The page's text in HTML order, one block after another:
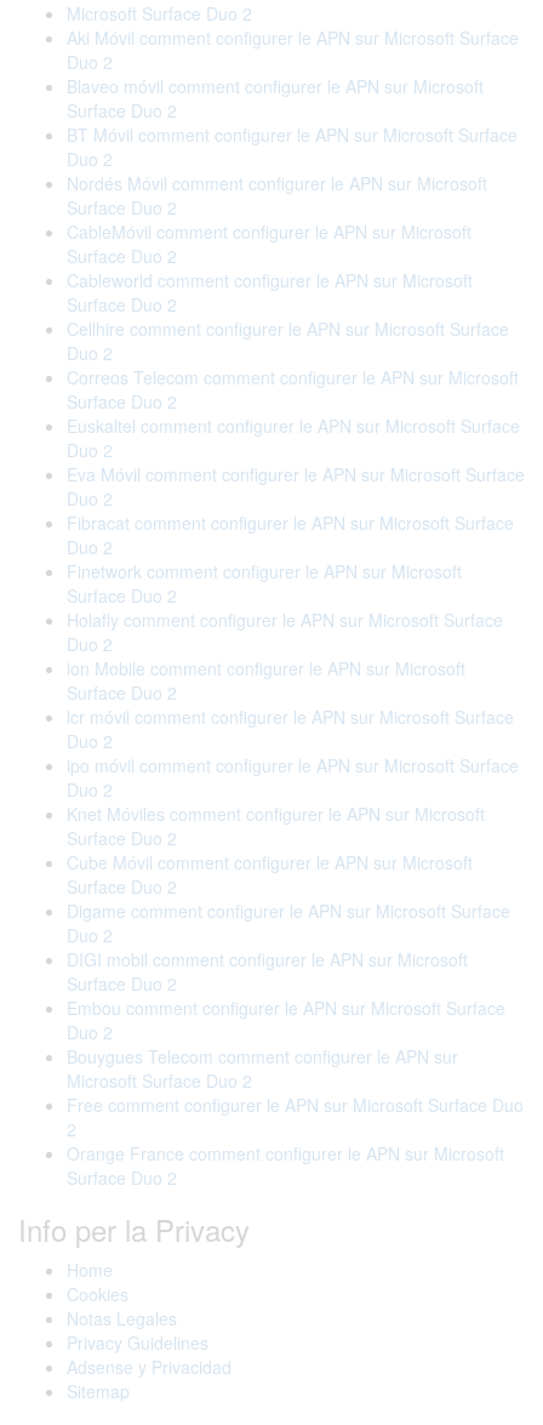
Microsoft Surface Duo 2
Aki Móvil comment configurer le APN sur Microsoft Surface
Duo 2
Blaveo móvil comment configurer le APN sur Microsoft
Surface Duo 2
BT Móvil comment configurer le APN sur Microsoft Surface
Duo 2
Nordés Móvil comment configurer le APN sur Microsoft
Surface Duo 2
CableMóvil comment configurer le APN sur Microsoft
Surface Duo 2
Cableworld comment configurer le APN sur Microsoft
Surface Duo 2
Cellhire comment configurer le APN sur Microsoft Surface
Duo 2
Correos Telecom comment configurer le APN sur Microsoft
Surface Duo 2
Euskaltel comment configurer le APN sur Microsoft Surface
Duo 2
Eva Móvil comment configurer le APN sur Microsoft Surface
Duo 2
Fibracat comment configurer le APN sur Microsoft Surface
Duo 2
Finetwork comment configurer le APN sur Microsoft
Surface Duo 2
Holafly comment configurer le APN sur Microsoft Surface
Duo 2
ion Mobile comment configurer le APN sur Microsoft
Surface Duo 2
lcr móvil comment configurer le APN sur Microsoft Surface
Duo 2
ipo móvil comment configurer le APN sur Microsoft Surface
Duo 2
Knet Móviles comment configurer le APN sur Microsoft
Surface Duo 2
Cube Móvil comment configurer le APN sur Microsoft
Surface Duo 2
Digame comment configurer le APN sur Microsoft Surface
Duo 2
DIGI mobil comment configurer le APN sur Microsoft
Surface Duo 2
Embou comment configurer le APN sur Microsoft Surface
Duo 2
Bouygues Telecom comment configurer le APN sur
Microsoft Surface Duo 2
Free comment configurer le APN sur Microsoft Surface Duo
2
Orange France comment configurer le APN sur Microsoft
Surface Duo 2
Info per la Privacy
Home
Cookies
Notas Legales
Privacy Guidelines
Adsense y Privacidad
Sitemap